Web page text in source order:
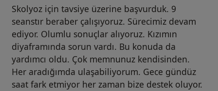
Skolyoz için tavsiye üzerine başvurduk. 9
seanstır beraber çalışıyoruz. Sürecimiz devam
ediyor. Olumlu sonuçlar alıyoruz. Kızımın
diyaframında sorun vardı. Bu konuda da
yardımcı oldu. Çok memnunuz kendisinden.
Her aradığımda ulaşabiliyorum. Gece gündüz
saat fark etmiyor her zaman bize destek oluyor.